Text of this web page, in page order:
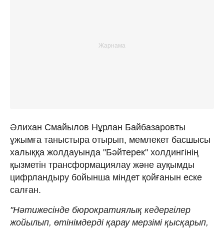
Әлихан Смайылов Нұрлан Байбазаровты
ұжымға таныстыра отырып, мемлекет басшысы
халыққа жолдауында "Бәйтерек" холдингінің
қызметін трансформациялау және ауқымды
цифрландыру бойынша міндет қойғанын еске
салған.
"Нәтижесінде бюрократиялық кедергілер
жойылып, өтінімдерді қарау мерзімі қысқарып,